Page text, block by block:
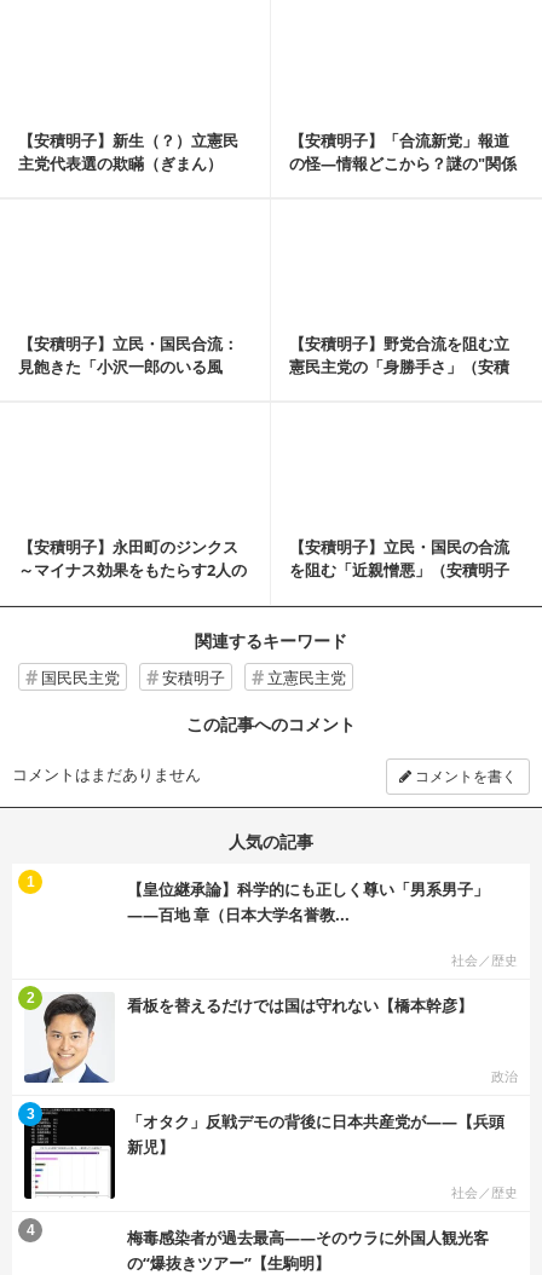
【安積明子】新生（？）立憲民
主党代表選の欺瞞（ぎまん）
【安積明子】「合流新党」報道
の怪―情報どこから？謎の"関係
【安積明子】立民・国民合流：
見飽きた「小沢一郎のいる風
【安積明子】野党合流を阻む立
憲民主党の「身勝手さ」（安積
【安積明子】永田町のジンクス
～マイナス効果をもたらす2人の
【安積明子】立民・国民の合流
を阻む「近親憎悪」（安積明子
関連するキーワード
国民民主党 安積明子 立憲民主党
この記事へのコメント
コメントはまだありません コメントを書く
人気の記事
【皇位継承論】科学的にも正しく尊い「男系男子」
――百地 章（日本大学名誉教...
社会／歴史
1
看板を替えるだけでは国は守れない【橋本幹彦】
政治
2
「オタク」反戦デモの背後に日本共産党が――【兵頭
新児】
社会／歴史
3
梅毒感染者が過去最高――そのウラに外国人観光客
の“爆抜きツアー”【生駒明】
4